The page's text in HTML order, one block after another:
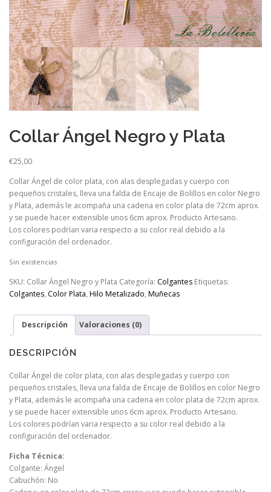
Collar Ángel Negro y Plata
€25,00
Collar Ángel de color plata, con alas desplegadas y cuerpo con
pequeños cristales, lleva una falda de Encaje de Bolillos en color Negro
y Plata, además le acompaña una cadena en color plata de 72cm aprox.
y se puede hacer extensible unos 6cm aprox. Producto Artesano.
Los colores podrían varia respecto a su color real debido a la
configuración del ordenador.
Sin existencias
SKU: Collar Ángel Negro y Plata Categoría: Colgantes Etiquetas:
Colgantes, Color Plata, Hilo Metalizado, Muñecas
Descripción Valoraciones (0)
DESCRIPCIÓN
Collar Ángel de color plata, con alas desplegadas y cuerpo con
pequeños cristales, lleva una falda de Encaje de Bolillos en color Negro
y Plata, además le acompaña una cadena en color plata de 72cm aprox.
y se puede hacer extensible unos 6cm aprox. Producto Artesano.
Los colores podrían varia respecto a su color real debido a la
configuración del ordenador.
Ficha Técnica:
Colgante: Ángel
Cabuchón: No